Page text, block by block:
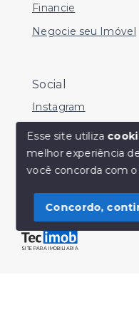
Olá!
Financie
Negocie seu Imóvel
Social
Instagram
Facebook
Youtube
© Copyright 2026 -
direitos reservados
SITE PARA IMOBILIARIA
Esse site utiliza
melhor experiência
você concorda com o
Concordo,